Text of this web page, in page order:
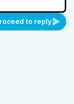
to reply